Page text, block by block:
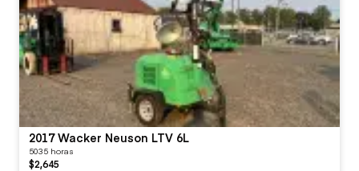
2017 Wacker Neuson LTV 6L
5035 horas
$2,645